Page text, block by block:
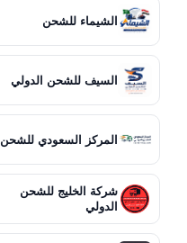
الشيماء للشحن
السيف للشحن الدولي
المركز السعودي للشحن
شركة الخليج للشحن
الدولي